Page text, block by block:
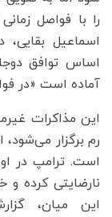
را با فواصل
اساس توافق
آماده است «در
این مذاکرات
است. ترامپ در
نارضایتی کرده
این میان،